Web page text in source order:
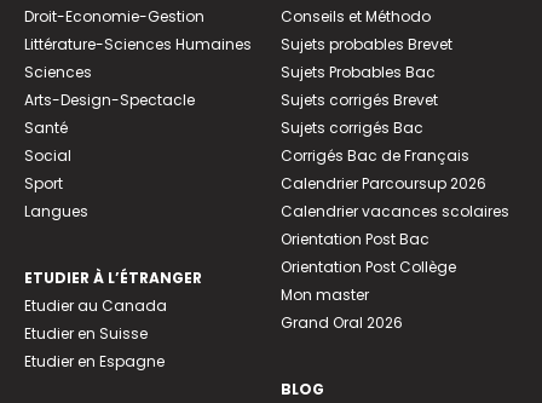
Droit-Economie-Gestion
Littérature-Sciences Humaines
Sciences
Arts-Design-Spectacle
Santé
Social
Sport
Langues
ETUDIER À L’ÉTRANGER
Etudier au Canada
Etudier en Suisse
Etudier en Espagne
Conseils et Méthodo
Sujets probables Brevet
Sujets Probables Bac
Sujets corrigés Brevet
Sujets corrigés Bac
Corrigés Bac de Français
Calendrier Parcoursup 2026
Calendrier vacances scolaires
Orientation Post Bac
Orientation Post Collège
Mon master
Grand Oral 2026
BLOG